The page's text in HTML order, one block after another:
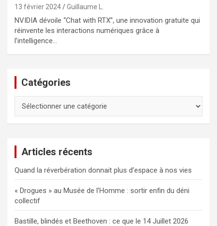
13 février 2024 Guillaume L.
NVIDIA dévoile “Chat with RTX”, une innovation gratuite qui
réinvente les interactions numériques grâce à
l’intelligence…
Catégories
Articles récents
Quand la réverbération donnait plus d’espace à nos vies
« Drogues » au Musée de l’Homme : sortir enfin du déni
collectif
Bastille, blindés et Beethoven : ce que le 14 Juillet 2026